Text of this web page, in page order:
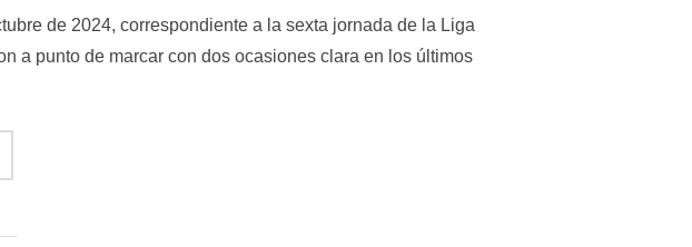
de 2024, correspondiente a la sexta jornada de la Liga
a punto de marcar con dos ocasiones clara en los últimos